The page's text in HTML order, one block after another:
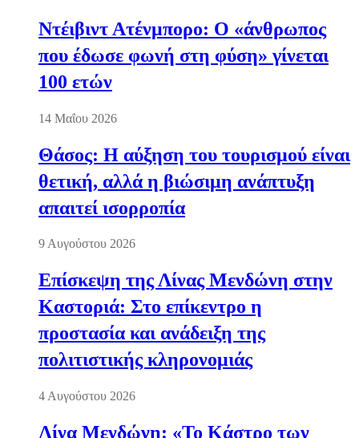
Ντέιβιντ Ατένμπορο: Ο «άνθρωπος
που έδωσε φωνή στη φύση» γίνεται
100 ετών
14 Μαΐου 2026
Θάσος: Η αύξηση του τουρισμού είναι
θετική, αλλά η βιώσιμη ανάπτυξη
απαιτεί ισορροπία
9 Αυγούστου 2026
Επίσκεψη της Λίνας Μενδώνη στην
Καστοριά: Στο επίκεντρο η
προστασία και ανάδειξη της
πολιτιστικής κληρονομιάς
4 Αυγούστου 2026
Λίνα Μενδώνη: «Το Κάστρο των